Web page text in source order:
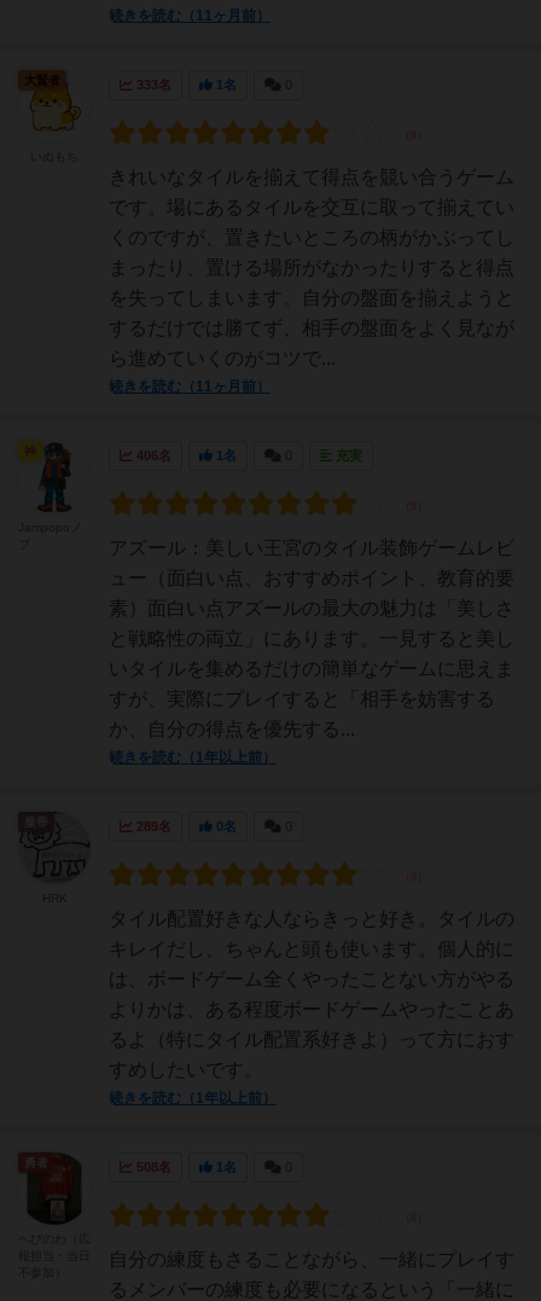
続きを読む（11ヶ月前）
333名 1名
きれいなタイルを揃えて得点を競い合うゲーム
です。場にあるタイルを交互に取って揃えてい
くのですが、置きたいところの柄がかぶってし
まったり、置ける場所がなかったりすると得点
を失ってしまいます。自分の盤面を揃えようと
するだけでは勝てず、相手の盤面をよく見なが
ら進めていくのがコツで...
続きを読む（11ヶ月前）
大賢者
406名 1名 充実
アズール：美しい王宮のタイル装飾ゲームレビ
ュー（面白い点、おすすめポイント、教育的要
素）面白い点アズールの最大の魅力は「美しさ
と戦略性の両立」にあります。一見すると美し
いタイルを集めるだけの簡単なゲームに思えま
すが、実際にプレイすると「相手を妨害する
か、自分の得点を優先する...
続きを読む（1年以上前）
289名 0名
タイル配置好きな人ならきっと好き。タイルの
キレイだし、ちゃんと頭も使います。個人的に
は、ボードゲーム全くやったことない方がやる
よりかは、ある程度ボードゲームやったことあ
るよ（特にタイル配置系好きよ）って方におす
すめしたいです。
続きを読む（1年以上前）
皇帝
508名 1名
自分の練度もさることながら、一緒にプレイす
るメンバーの練度も必要になるという「一緒に